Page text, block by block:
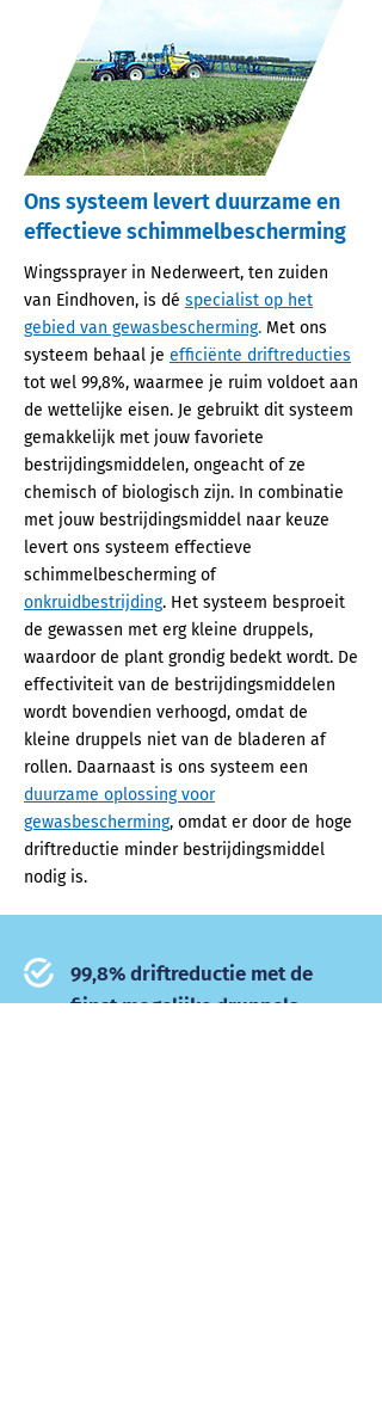
Ons systeem levert duurzame en
effectieve schimmelbescherming
Wingssprayer in Nederweert, ten zuiden
van Eindhoven, is dé specialist op het
gebied van gewasbescherming. Met ons
systeem behaal je efficiënte driftreducties
tot wel 99,8%, waarmee je ruim voldoet aan
de wettelijke eisen. Je gebruikt dit systeem
gemakkelijk met jouw favoriete
bestrijdingsmiddelen, ongeacht of ze
chemisch of biologisch zijn. In combinatie
met jouw bestrijdingsmiddel naar keuze
levert ons systeem effectieve
schimmelbescherming of
onkruidbestrijding. Het systeem besproeit
de gewassen met erg kleine druppels,
waardoor de plant grondig bedekt wordt. De
effectiviteit van de bestrijdingsmiddelen
wordt bovendien verhoogd, omdat de
kleine druppels niet van de bladeren af
rollen. Daarnaast is ons systeem een
duurzame oplossing voor
gewasbescherming, omdat er door de hoge
driftreductie minder bestrijdingsmiddel
nodig is.
99,8% driftreductie met de
fijnst mogelijke druppels